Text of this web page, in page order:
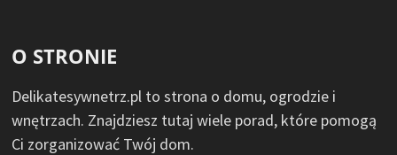
O STRONIE
Delikatesywnetrz.pl to strona o domu, ogrodzie i
wnętrzach. Znajdziesz tutaj wiele porad, które pomogą
Ci zorganizować Twój dom.